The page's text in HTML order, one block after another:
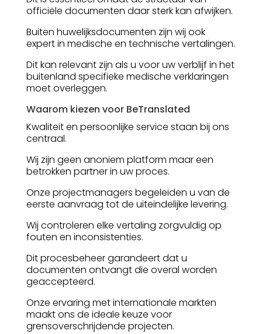
officiële documenten daar sterk kan afwijken.
Buiten huwelijksdocumenten zijn wij ook
expert in medische en technische vertalingen.
Dit kan relevant zijn als u voor uw verblijf in het
buitenland specifieke medische verklaringen
moet overleggen.
Waarom kiezen voor BeTranslated
Kwaliteit en persoonlijke service staan bij ons
centraal.
Wij zijn geen anoniem platform maar een
betrokken partner in uw proces.
Onze projectmanagers begeleiden u van de
eerste aanvraag tot de uiteindelijke levering.
Wij controleren elke vertaling zorgvuldig op
fouten en inconsistenties.
Dit procesbeheer garandeert dat u
documenten ontvangt die overal worden
geaccepteerd.
Onze ervaring met internationale markten
maakt ons de ideale keuze voor
grensoverschrijdende projecten.